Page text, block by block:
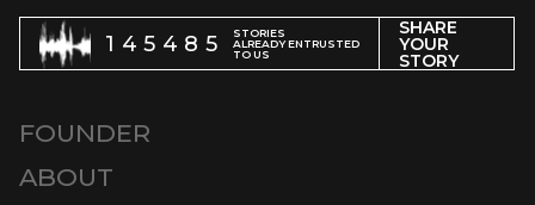
145485
STORIES
ALREADY ENTRUSTED
TO US
SHARE
YOUR
STORY
FOUNDER
ABOUT